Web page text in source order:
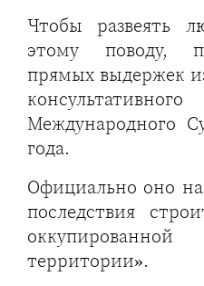
Чтобы развеять
этому поводу,
прямых выдержек
Международного
года.
Официально оно
последствия
территории».